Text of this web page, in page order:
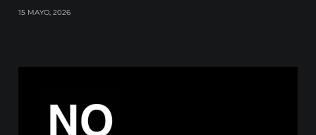
15 MAYO, 2026